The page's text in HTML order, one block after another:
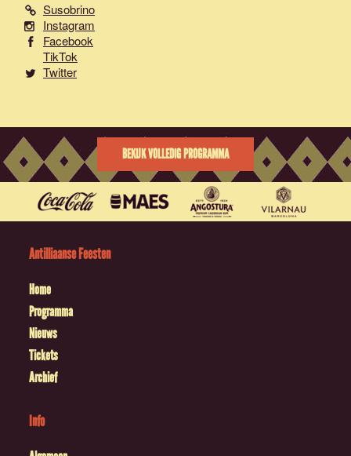
Susobrino
Instagram
Facebook
TikTok
Twitter
BEKIJK VOLLEDIG PROGRAMMA
Antilliaanse Feesten
Home
Programma
Nieuws
Tickets
Archief
Info